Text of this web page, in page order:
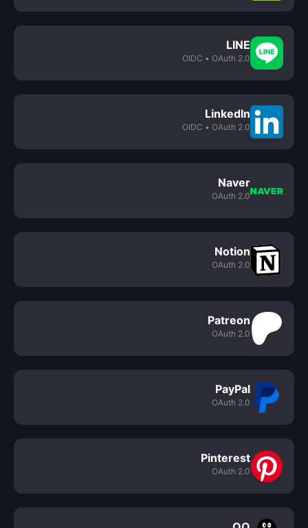
LINE
OAuth 2.0
• OIDC
LinkedIn
OAuth 2.0
• OIDC
Naver
OAuth 2.0
Notion
OAuth 2.0
Patreon
OAuth 2.0
PayPal
OAuth 2.0
Pinterest
OAuth 2.0